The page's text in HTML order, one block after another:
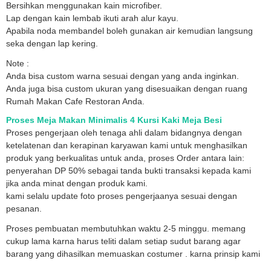
Bersihkan menggunakan kain microfiber.
Lap dengan kain lembab ikuti arah alur kayu.
Apabila noda membandel boleh gunakan air kemudian langsung
seka dengan lap kering.
Note :
Anda bisa custom warna sesuai dengan yang anda inginkan.
Anda juga bisa custom ukuran yang disesuaikan dengan ruang
Rumah Makan Cafe Restoran Anda.
Proses Meja Makan Minimalis 4 Kursi Kaki Meja Besi
Proses pengerjaan oleh tenaga ahli dalam bidangnya dengan
ketelatenan dan kerapinan karyawan kami untuk menghasilkan
produk yang berkualitas untuk anda, proses Order antara lain:
penyerahan DP 50% sebagai tanda bukti transaksi kepada kami
jika anda minat dengan produk kami.
kami selalu update foto proses pengerjaanya sesuai dengan
pesanan.
Proses pembuatan membutuhkan waktu 2-5 minggu. memang
cukup lama karna harus teliti dalam setiap sudut barang agar
barang yang dihasilkan memuaskan costumer . karna prinsip kami